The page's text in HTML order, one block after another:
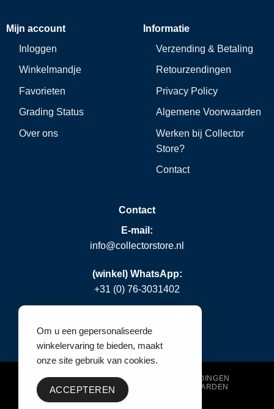
Mijn account
Inloggen
Winkelmandje
Favorieten
Grading Status
Over ons
Informatie
Verzending & Betaling
Retourzendingen
Privacy Policy
Algemene Voorwaarden
Werken bij Collector
Store?
Contact
Contact
E-mail:
info@collectorstore.nl
(winkel) WhatsApp:
+31 (0) 76-3031402
VERZENDING & BETALING
RETOURZENDINGEN
PRIVACY POLICY
ALGEMENE VOORWAARDEN
WERKEN BIJ COLLECTOR STORE
Om u een gepersonaliseerde
winkelervaring te bieden, maakt
onze site gebruik van cookies.
ACCEPTEREN